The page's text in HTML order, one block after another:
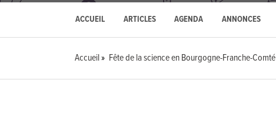
ACCUEIL ARTICLES AGENDA ANNONCES
Accueil Fête de la science en Bourgogne-Franche-Comté